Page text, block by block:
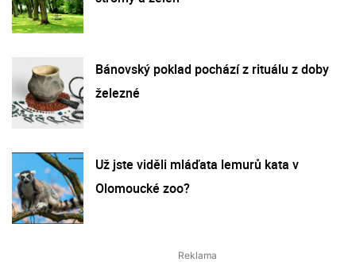
Bánovský poklad pochází z rituálu z doby
železné
Už jste viděli mláďata lemurů kata v
Olomoucké zoo?